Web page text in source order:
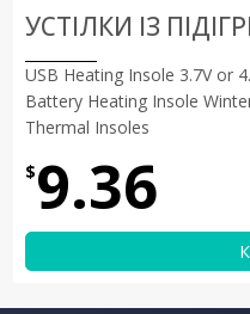
УСТІЛКИ ІЗ
USB Heating Insole 3.7V or
Battery Heating Insole
Thermal Insoles
$9.36